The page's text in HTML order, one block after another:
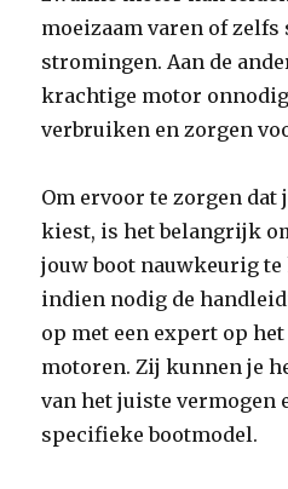
moeizaam varen of
stromingen. Aan de
krachtige motor
verbruiken en zorgen
Om ervoor te zorgen dat
kiest, is het belangrijk
jouw boot nauwkeurig te
indien nodig de
op met een expert op
motoren. Zij kunnen je
van het juiste vermogen
specifieke bootmodel.